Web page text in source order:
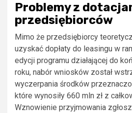
Problemy z
przedsiębiorców
Mimo że przedsiębiorcy
uzyskać dopłaty do leasingu w
edycji programu działającej do
roku, nabór wniosków został
wyczerpania środków
które wynosiły 660 mln zł z
Wznowienie przyjmowania